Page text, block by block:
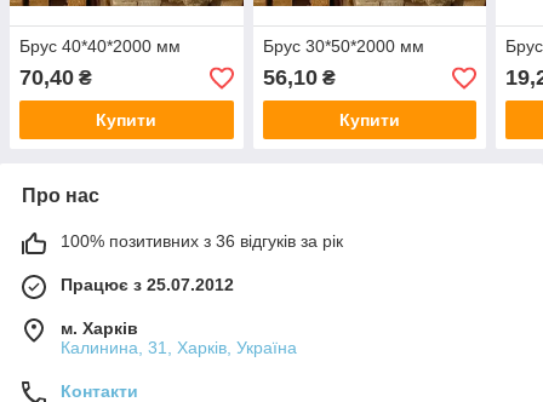
Брус 40*40*2000 мм
70,40 ₴
Купити
Брус 30*50*2000 мм
56,10₴
Купити
Про нас
100% позитивних з 36 відгуків за рік
Працює з 25.07.2012
м. Харків
Калинина, 31, Харків, Україна
Контакти